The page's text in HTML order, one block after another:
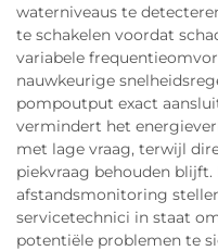
waterniveaus te
te schakelen voordat
variabele
nauwkeurige
pompoutput exact
vermindert het
met lage vraag, terwijl
piekvraag behouden
afstandsmonitoring
servicetechnici in staat
potentiële problemen te